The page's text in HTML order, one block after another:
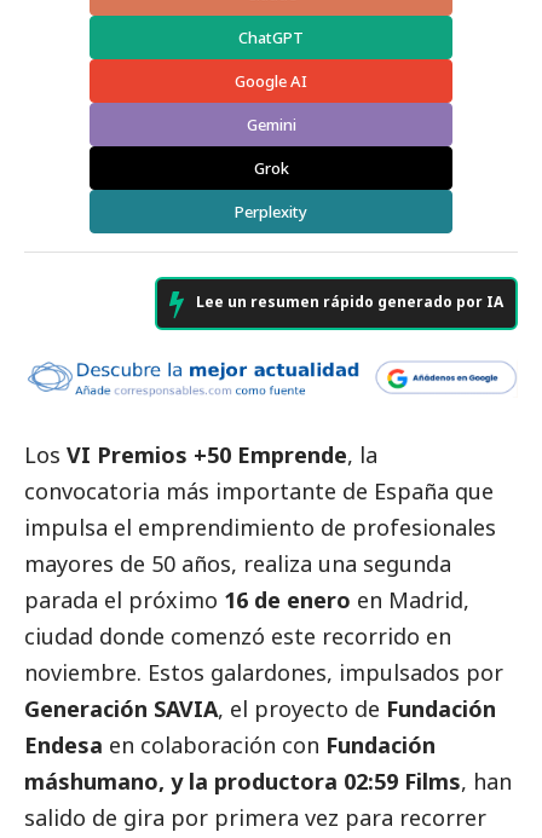
ChatGPT
Google AI
Gemini
Grok
Perplexity
Lee un resumen rápido generado por IA
Los VI Premios +50 Emprende, la
convocatoria más importante de España que
impulsa el emprendimiento de profesionales
mayores de 50 años, realiza una segunda
parada el próximo 16 de enero en Madrid,
ciudad donde comenzó este recorrido en
noviembre. Estos galardones, impulsados por
Generación SAVIA, el proyecto de Fundación
Endesa en colaboración con Fundación
máshumano, y la productora 02:59 Films, han
salido de gira por primera vez para recorrer